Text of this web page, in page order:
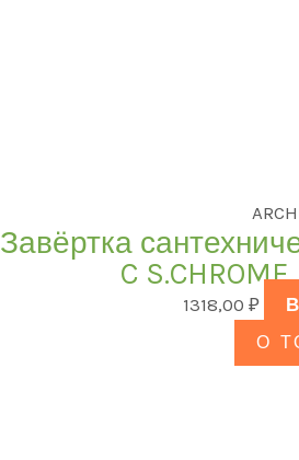
Завёртка
C
1318,00₽
О